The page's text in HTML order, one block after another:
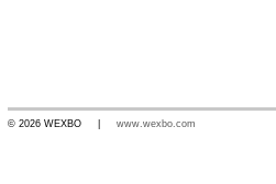
© 2026 WEXBO | www.wexbo.com